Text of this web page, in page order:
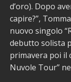
d’oro). Dopo
capire?”,
nuovo singolo
debutto solista
primavera poi il
Nuvole Tour”